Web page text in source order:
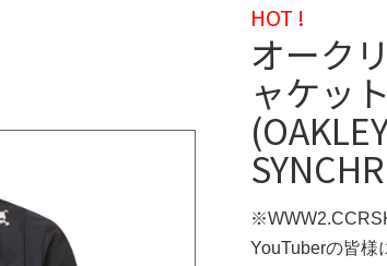
HOT !
オーク
ャケッ
YouTuberの皆様